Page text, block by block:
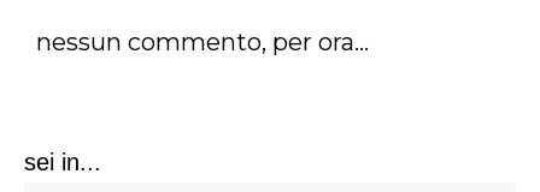
nessun commento, per ora...
sei in...